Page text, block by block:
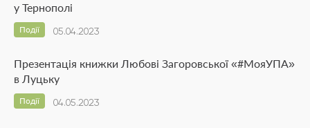
у Тернополі
05.04.2023
Події
Презентація книжки Любові Загоровської «#МояУПА»
в Луцьку
04.05.2023
Події